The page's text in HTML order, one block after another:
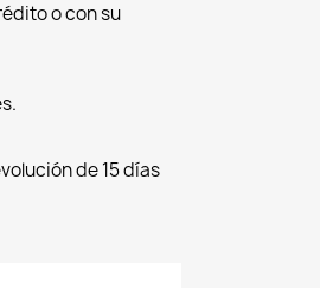
o con su
de 15 días